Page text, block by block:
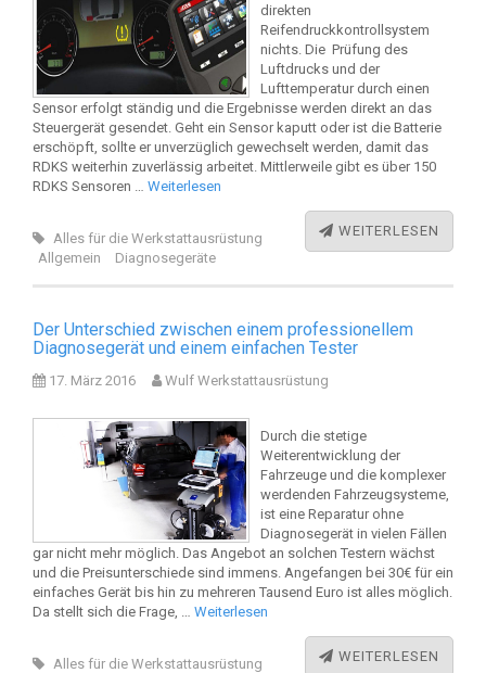
direkten
Reifendruckkontrollsystem
nichts. Die Prüfung des
Luftdrucks und der
Lufttemperatur durch einen
Sensor erfolgt ständig und die Ergebnisse werden direkt an das
Steuergerät gesendet. Geht ein Sensor kaputt oder ist die Batterie
erschöpft, sollte er unverzüglich gewechselt werden, damit das
RDKS weiterhin zuverlässig arbeitet. Mittlerweile gibt es über 150
RDKS Sensoren … Weiterlesen
WEITERLESEN
Alles für die Werkstattausrüstung
Allgemein
Diagnosegeräte
Der Unterschied zwischen einem professionellem
Diagnosegerät und einem einfachen Tester
17. März 2016 Wulf Werkstattausrüstung
Durch die stetige
Weiterentwicklung der
Fahrzeuge und die komplexer
werdenden Fahrzeugsysteme,
ist eine Reparatur ohne
Diagnosegerät in vielen Fällen
gar nicht mehr möglich. Das Angebot an solchen Testern wächst
und die Preisunterschiede sind immens. Angefangen bei 30€ für ein
einfaches Gerät bis hin zu mehreren Tausend Euro ist alles möglich.
Da stellt sich die Frage, … Weiterlesen
WEITERLESEN
Alles für die Werkstattausrüstung